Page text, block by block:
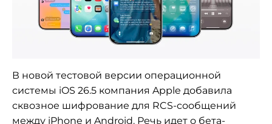
В новой тестовой версии операционной
системы iOS 26.5 компания Apple добавила
сквозное шифрование для RCS-сообщений
между iPhone и Android. Речь идет о бета-